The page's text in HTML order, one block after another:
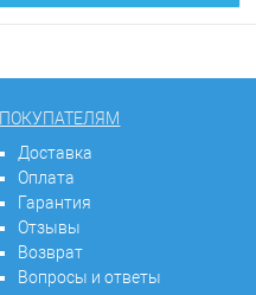
ПОКУПАТЕЛЯМ
Доставка
Оплата
Гарантия
Отзывы
Возврат
Вопросы и ответы